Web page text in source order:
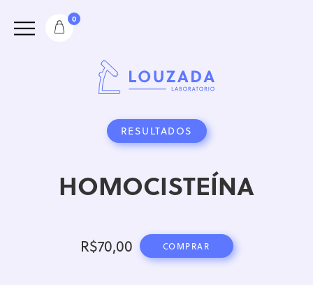
0
RESULTADOS
HOMOCISTEÍNA
R$70,00 COMPRAR